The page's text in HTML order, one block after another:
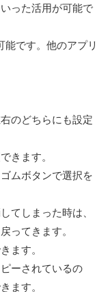
った活用が可能で
能です。他のアプリ
のどちらにも設定
きます。
ムボタンで選択を
てしまった時は、
ってきます。
ます。
ーされているの
ます。